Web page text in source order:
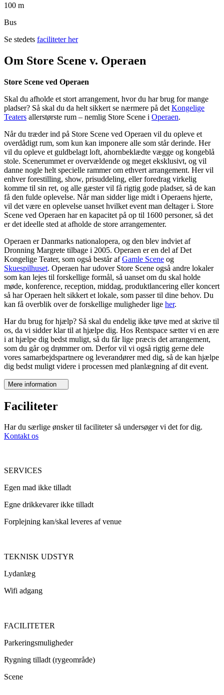
100 m
Bus
Se stedets faciliteter her
Om Store Scene v. Operaen
Store Scene ved Operaen
Skal du afholde et stort arrangement, hvor du har brug for mange
pladser? Så skal du da helt sikkert se nærmere på det Kongelige
Teaters allerstørste rum – nemlig Store Scene i Operaen.
Når du træder ind på Store Scene ved Operaen vil du opleve et
overdådigt rum, som kun kan imponere alle som står derinde. Her
vil du opleve et guldbelagt loft, ahornbeklædte vægge og kongeblå
stole. Scenerummet er overvældende og meget eksklusivt, og vil
danne nogle helt specielle rammer om ethvert arrangement. Her vil
enhver forestilling, show, prisuddeling, eller foredrag virkelig
komme til sin ret, og alle gæster vil få rigtig gode pladser, så de kan
få den fulde oplevelse. Når man sidder lige midt i Operaens hjerte,
vil det være en oplevelse uanset hvilket event man deltager i. Store
Scene ved Operaen har en kapacitet på op til 1600 personer, så det
er det ideelle sted at afholde de store arrangementer.
Operaen er Danmarks nationalopera, og den blev indviet af
Dronning Margrete tilbage i 2005. Operaen er en del af Det
Kongelige Teater, som også består afGamle Scene og
Skuespilhuset. Operaen har udover Store Scene også andre lokaler
som kan lejes til forskellige formål, så uanset om du skal holde
møde, konference, reception, middag, produktlancering eller koncert
så har Operaen helt sikkert et lokale, som passer til dine behov. Du
kan få overblik over de forskellige muligheder lige her.
Har du brug for hjælp? Så skal du endelig ikke tøve med at skrive til
os, da vi sidder klar til at hjælpe dig. Hos Rentspace sætter vi en ære
i at hjælpe dig bedst muligt, så du får lige præcis det arrangement,
som du går og drømmer om. Derfor vil vi også rigtig gerne dele
vores samarbejdspartnere og leverandører med dig, så de kan hjælpe
dig bedst muligt videre i processen med planlægning af dit event.
Mere information
Faciliteter
Har du særlige ønsker til faciliteter så undersøger vi det for dig.
Kontakt os
SERVICES
Egen mad ikke tilladt
Egne drikkevarer ikke tilladt
Forplejning kan/skal leveres af venue
TEKNISK UDSTYR
Lydanlæg
Wifi adgang
FACILITETER
Parkeringsmuligheder
Rygning tilladt (rygeområde)
Scene